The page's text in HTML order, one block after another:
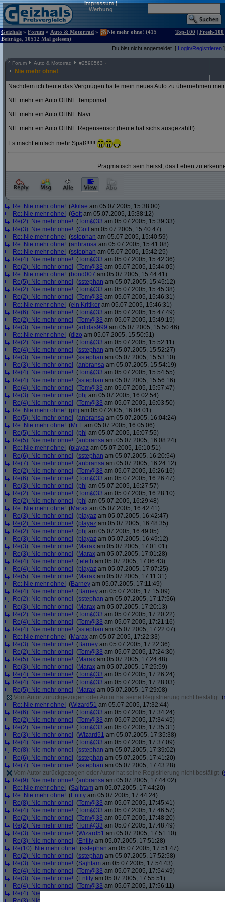
Impressum|
Werbung
Geizhals » Forum » Auto & Motorrad »
Nie mehr ohne! (415
Beiträge, 10512 Mal gelesen)
Top-100 | Fresh-100
Du bist nicht angemeldet. [ Login/Registrieren ]
^ Forum Auto & Motorrad #2590563
Nie mehr ohne!
Nachdem ich heute das Vergnügen hatte mein neues Auto zu übernehmen
NIE mehr ein Auto OHNE Tempomat.
NIE mehr ein Auto OHNE Navi.
NIE mehr ein Auto OHNE Regensensor (heute hat sichs ausgezahlt!).
Es macht einfach mehr Spaß!!!!!!
Pragmatisch sein heisst, das Leben zu
Re: Nie mehr ohne! (Akilae am 05.07.2005, 15:38:00)
Re: Nie mehr ohne! (Gott am 05.07.2005, 15:38:12)
Re(2): Nie mehr ohne! (Tom@33 am 05.07.2005, 15:39:33)
Re(3): Nie mehr ohne! (Gott am 05.07.2005, 15:40:47)
Re: Nie mehr ohne! (sstephan am 05.07.2005, 15:40:59)
Re: Nie mehr ohne! (anbransa am 05.07.2005, 15:41:08)
Re: Nie mehr ohne! (sstephan am 05.07.2005, 15:42:25)
Re(4): Nie mehr ohne! (Tom@33 am 05.07.2005, 15:42:36)
Re(2): Nie mehr ohne! (Tom@33 am 05.07.2005, 15:44:05)
Re: Nie mehr ohne! (bond007 am 05.07.2005, 15:44:41)
Re(5): Nie mehr ohne! (sstephan am 05.07.2005, 15:45:12)
Re(2): Nie mehr ohne! (Tom@33 am 05.07.2005, 15:45:38)
Re(2): Nie mehr ohne! (Tom@33 am 05.07.2005, 15:46:31)
Re: Nie mehr ohne! (ein Kritiker am 05.07.2005, 15:46:31)
Re(6): Nie mehr ohne! (Tom@33 am 05.07.2005, 15:47:49)
Re(2): Nie mehr ohne! (Tom@33 am 05.07.2005, 15:49:19)
Re(3): Nie mehr ohne! (adidas999 am 05.07.2005, 15:50:46)
Re: Nie mehr ohne! (dizo am 05.07.2005, 15:50:51)
Re(2): Nie mehr ohne! (Tom@33 am 05.07.2005, 15:52:11)
Re(4): Nie mehr ohne! (sstephan am 05.07.2005, 15:52:27)
Re(3): Nie mehr ohne! (sstephan am 05.07.2005, 15:53:10)
Re(3): Nie mehr ohne! (anbransa am 05.07.2005, 15:54:19)
Re(4): Nie mehr ohne! (Tom@33 am 05.07.2005, 15:54:55)
Re(4): Nie mehr ohne! (sstephan am 05.07.2005, 15:56:16)
Re(4): Nie mehr ohne! (Tom@33 am 05.07.2005, 15:57:47)
Re(3): Nie mehr ohne! (phj am 05.07.2005, 16:02:54)
Re(4): Nie mehr ohne! (Tom@33 am 05.07.2005, 16:03:50)
Re: Nie mehr ohne! (phj am 05.07.2005, 16:04:01)
Re(5): Nie mehr ohne! (anbransa am 05.07.2005, 16:04:24)
Re: Nie mehr ohne! (Mr L am 05.07.2005, 16:05:06)
Re(5): Nie mehr ohne! (phj am 05.07.2005, 16:07:55)
Re(5): Nie mehr ohne! (anbransa am 05.07.2005, 16:08:24)
Re: Nie mehr ohne! (playaz am 05.07.2005, 16:10:51)
Re(6): Nie mehr ohne! (sstephan am 05.07.2005, 16:20:54)
Re(7): Nie mehr ohne! (anbransa am 05.07.2005, 16:24:12)
Re(2): Nie mehr ohne! (Tom@33 am 05.07.2005, 16:26:16)
Re(6): Nie mehr ohne! (Tom@33 am 05.07.2005, 16:26:47)
Re(3): Nie mehr ohne! (phj am 05.07.2005, 16:27:57)
Re(2): Nie mehr ohne! (Tom@33 am 05.07.2005, 16:28:10)
Re(2): Nie mehr ohne! (phj am 05.07.2005, 16:29:48)
Re: Nie mehr ohne! (Marax am 05.07.2005, 16:42:41)
Re(3): Nie mehr ohne! (playaz am 05.07.2005, 16:42:47)
Re(2): Nie mehr ohne! (playaz am 05.07.2005, 16:48:35)
Re(2): Nie mehr ohne! (phj am 05.07.2005, 16:49:05)
Re(3): Nie mehr ohne! (playaz am 05.07.2005, 16:49:12)
Re(3): Nie mehr ohne! (Marax am 05.07.2005, 17:01:01)
Re(3): Nie mehr ohne! (Marax am 05.07.2005, 17:01:28)
Re(4): Nie mehr ohne! (teleth am 05.07.2005, 17:06:43)
Re(4): Nie mehr ohne! (playaz am 05.07.2005, 17:07:25)
Re(5): Nie mehr ohne! (Marax am 05.07.2005, 17:11:31)
Re: Nie mehr ohne! (Barney am 05.07.2005, 17:11:49)
Re(4): Nie mehr ohne! (Barney am 05.07.2005, 17:15:09)
Re(2): Nie mehr ohne! (sstephan am 05.07.2005, 17:17:56)
Re(3): Nie mehr ohne! (Marax am 05.07.2005, 17:20:13)
Re(2): Nie mehr ohne! (Tom@33 am 05.07.2005, 17:20:22)
Re(4): Nie mehr ohne! (Tom@33 am 05.07.2005, 17:21:16)
Re(4): Nie mehr ohne! (sstephan am 05.07.2005, 17:22:07)
Re: Nie mehr ohne! (Marax am 05.07.2005, 17:22:33)
Re(3): Nie mehr ohne! (Barney am 05.07.2005, 17:22:36)
Re(2): Nie mehr ohne! (Tom@33 am 05.07.2005, 17:24:30)
Re(5): Nie mehr ohne! (Marax am 05.07.2005, 17:24:48)
Re(3): Nie mehr ohne! (Marax am 05.07.2005, 17:25:59)
Re(4): Nie mehr ohne! (Tom@33 am 05.07.2005, 17:26:24)
Re(4): Nie mehr ohne! (Tom@33 am 05.07.2005, 17:28:03)
Re(5): Nie mehr ohne! (Marax am 05.07.2005, 17:29:08)
Vom Autor zurückgezogen oder Autor hat seine Registrierung nicht bestätigt (
Re: Nie mehr ohne! (Wizard51 am 05.07.2005, 17:32:44)
Re(6): Nie mehr ohne! (Tom@33 am 05.07.2005, 17:34:24)
Re(2): Nie mehr ohne! (Tom@33 am 05.07.2005, 17:34:45)
Re(2): Nie mehr ohne! (Tom@33 am 05.07.2005, 17:35:31)
Re(3): Nie mehr ohne! (Wizard51 am 05.07.2005, 17:35:38)
Re(4): Nie mehr ohne! (Tom@33 am 05.07.2005, 17:37:09)
Re(8): Nie mehr ohne! (sstephan am 05.07.2005, 17:39:02)
Re(6): Nie mehr ohne! (sstephan am 05.07.2005, 17:41:20)
Re(7): Nie mehr ohne! (sstephan am 05.07.2005, 17:43:28)
Vom Autor zurückgezogen oder Autor hat seine Registrierung nicht bestätigt (
Re(9): Nie mehr ohne! (anbransa am 05.07.2005, 17:44:02)
Re: Nie mehr ohne! (Sajhtam am 05.07.2005, 17:44:20)
Re: Nie mehr ohne! (Entity am 05.07.2005, 17:44:24)
Re(8): Nie mehr ohne! (Tom@33 am 05.07.2005, 17:45:41)
Re(4): Nie mehr ohne! (Tom@33 am 05.07.2005, 17:46:57)
Re(2): Nie mehr ohne! (Tom@33 am 05.07.2005, 17:48:20)
Re(2): Nie mehr ohne! (Tom@33 am 05.07.2005, 17:48:49)
Re(3): Nie mehr ohne! (Wizard51 am 05.07.2005, 17:51:10)
Re(3): Nie mehr ohne! (Entity am 05.07.2005, 17:51:28)
Re(10): Nie mehr ohne! (sstephan am 05.07.2005, 17:51:47)
Re(2): Nie mehr ohne! (sstephan am 05.07.2005, 17:52:58)
Re(3): Nie mehr ohne! (Sajhtam am 05.07.2005, 17:54:43)
Re(4): Nie mehr ohne! (Tom@33 am 05.07.2005, 17:54:49)
Re(3): Nie mehr ohne! (Entity am 05.07.2005, 17:55:51)
Re(4): Nie mehr ohne! (Tom@33 am 05.07.2005, 17:56:11)
Re(4): Nie mehr ohne!(Tom@33am 05.07.2005, 17:56:55)